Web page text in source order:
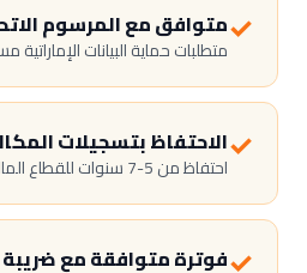
✓متوافق مع المرسوم
متطلبات حماية البيانات الإماراتية
✓الاحتفاظ بتسجيلات
احتفاظ من 5-7 سنوات للقطاع المالي/الرعاية الصحية.
فوترة متوافقة مع